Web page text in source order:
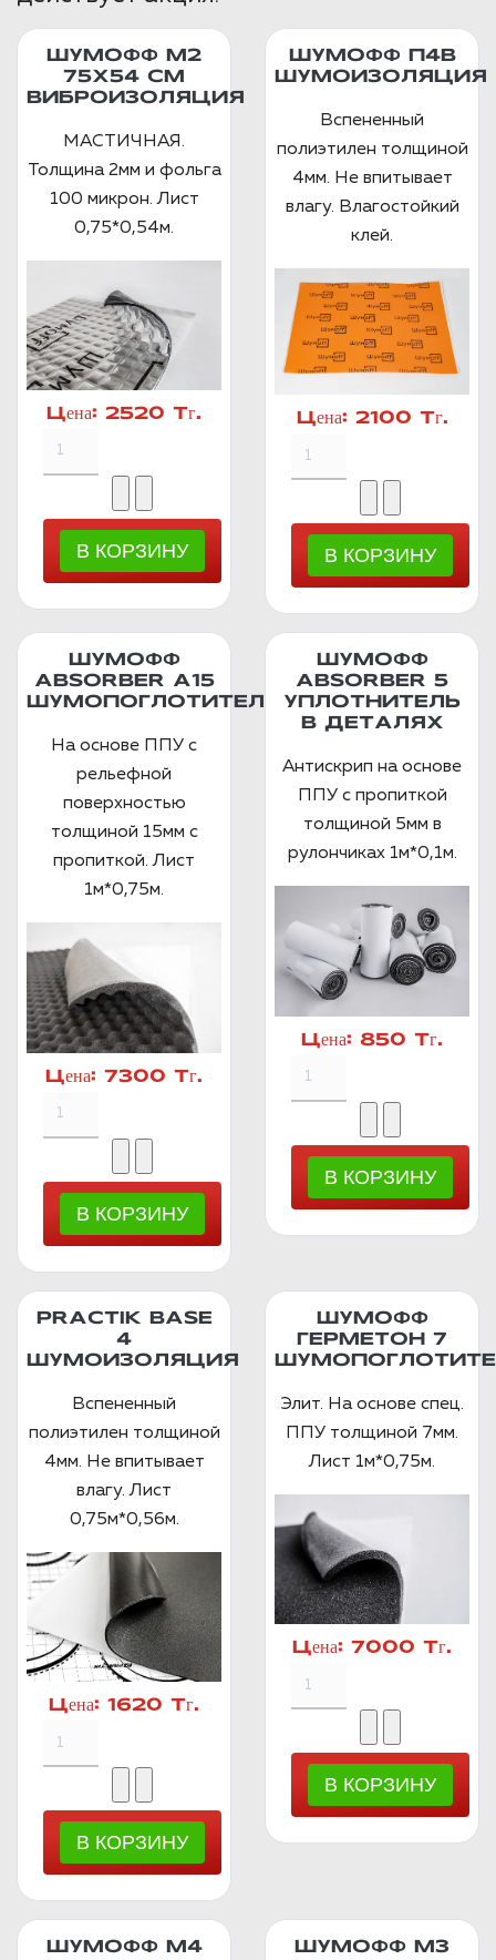
ШУМОФФ М2
75X54 СМ
ВИБРОИЗОЛЯЦИЯ
МАСТИЧНАЯ.
Толщина 2мм и фольга
100 микрон. Лист
0,75*0,54м.
Цена: 2520 Тг.
ШУМОФФ П4В
ШУМОИЗОЛЯЦИЯ
Вспененный
полиэтилен толщиной
4мм. Не впитывает
влагу. Влагостойкий
клей.
Цена: 2100 Тг.
ШУМОФФ
ABSORBER А15
ШУМОПОГЛОТИТЕЛЬ
На основе ППУ с
рельефной
поверхностью
толщиной 15мм с
пропиткой. Лист
1м*0,75м.
Цена: 7300 Тг.
ШУМОФФ
ABSORBER 5
УПЛОТНИТЕЛЬ
В ДЕТАЛЯХ
Антискрип на основе
ППУ с пропиткой
толщиной 5мм в
рулончиках 1м*0,1м.
Цена: 850 Тг.
PRACTIK BASE
4
ШУМОИЗОЛЯЦИЯ
Вспененный
полиэтилен толщиной
4мм. Не впитывает
влагу. Лист
0,75м*0,56м.
Цена: 1620 Тг.
ШУМОФФ
ГЕРМЕТОН 7
Элит. На основе спец.
ППУ толщиной 7мм.
Лист 1м*0,75м.
Цена: 7000 Тг.
ШУМОФФ М4
ШУМОФФ М3